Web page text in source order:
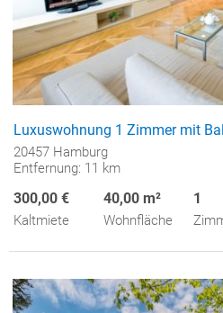
Luxuswohnung 1 Zimmer mit
20457 Hamburg
Entfernung: 11 km
300,00 €
Kaltmiete
40,00 m²
Wohnfläche
1